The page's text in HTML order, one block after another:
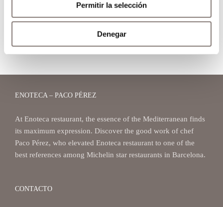
Permitir la selección
Denegar
Vive una experiencia gastronómica única, de la mano
cuatro de chefs con estrella Michelin
ENOTECA – PACO PÉREZ
At Enoteca restaurant, the essence of the Mediterranean finds
its maximum expression. Discover the good work of chef
Paco Pérez, who elevated Enoteca restaurant to one of the
best references among Michelin star restaurants in Barcelona.
CONTACTO